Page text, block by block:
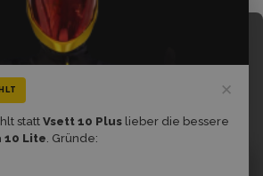
LG 1536 Wh (60
✕
statt Vsett 10 Plus lieber die bessere
10 Lite. Gründe: